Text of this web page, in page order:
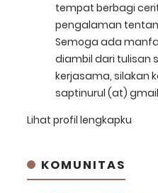
tempat berbagi
pengalaman
Semoga ada
diambil dari tulisan
kerjasama, silakan
saptinurul (at)
Lihat profil lengkapku
KOMUNITAS